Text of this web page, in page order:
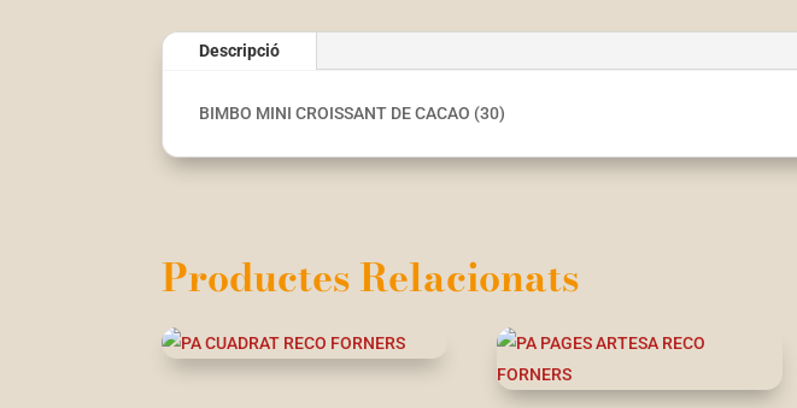
Descripció
BIMBO MINI CROISSANT DE CACAO (30)
Productes Relacionats